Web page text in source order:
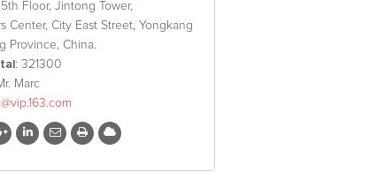
Floor, Jintong Tower,
Center, City East Street, Yongkang
Province, China.
: 321300
Marc